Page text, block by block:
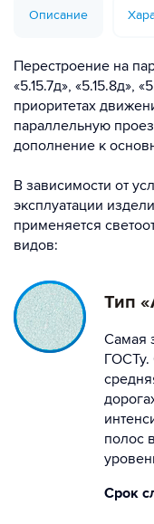
Описание
Перестроение на
«5.15.7д», «5.15.8д»,
приоритетах
параллельную
дополнение к
В зависимости от
эксплуатации
применяется
видов:
Тип
Самая
ГОСТу.
полос
Срок